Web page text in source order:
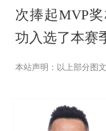
次捧起MVP
功入选了本赛
本站声明：以上部分图